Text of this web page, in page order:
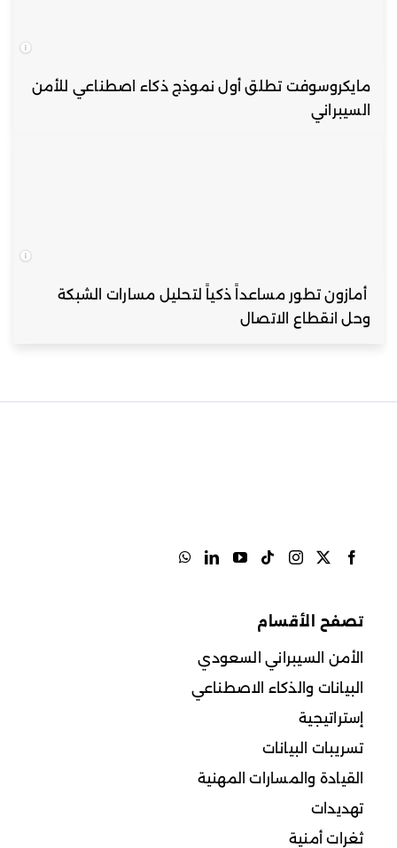
مايكروسوفت تطلق أول نموذج ذكاء اصطناعي للأمن
السيبراني
أمازون تطور مساعداً ذكياً لتحليل مسارات الشبكة
وحل انقطاع الاتصال
تصفح الأقسام
الأمن السيبراني السعودي
البيانات والذكاء الاصطناعي
إستراتيجية
تسريبات البيانات
القيادة والمسارات المهنية
تهديدات
ثغرات أمنية